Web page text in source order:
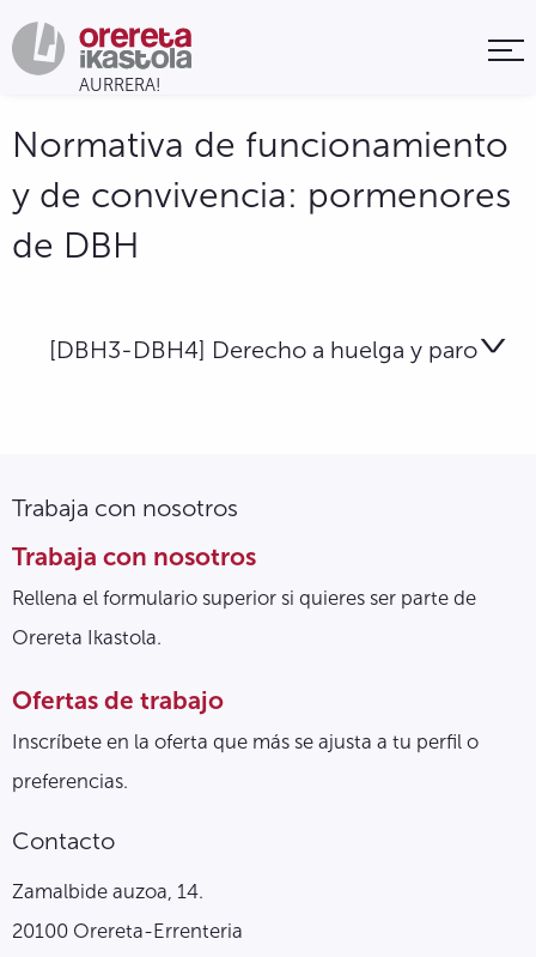
Normativa de funcionamiento
y de convivencia: pormenores
de DBH
[DBH3-DBH4] Derecho a huelga y paro
Trabaja con nosotros
Trabaja con nosotros
Rellena el formulario superior si quieres ser parte de
Orereta Ikastola.
Ofertas de trabajo
Inscríbete en la oferta que más se ajusta a tu perfil o
preferencias.
Contacto
Zamalbide auzoa, 14.
20100 Orereta-Errenteria